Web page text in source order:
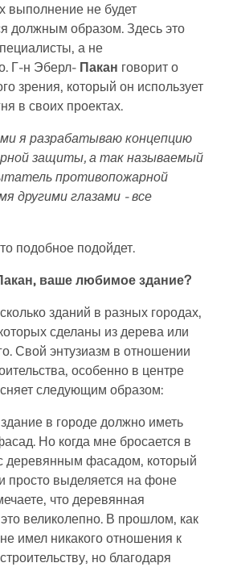
выполнение не будет
должным образом. Здесь это
а не
Г-н Эберл- Пакан говорит о
зрения, который он использует
в своих проектах.
я разрабатываю концепцию
защиты, а так называемый
противопожарной
другими глазами - все
подобное подойдет.
ваше любимое здание?
зданий в разных городах,
сделаны из дерева или
Свой энтузиазм в отношении
особенно в центре
следующим образом:
в городе должно иметь
Но когда мне бросается в
деревянным фасадом, который
просто выделяется на фоне
что деревянная
великолепно. В прошлом, как
имел никакого отношения к
но благодаря